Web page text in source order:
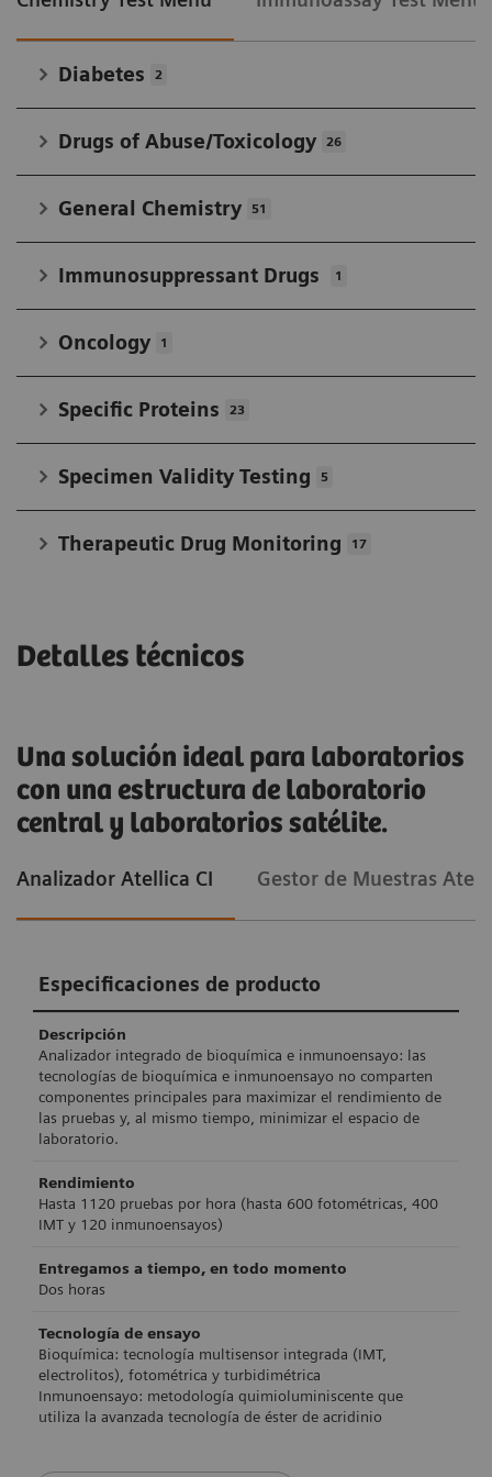
laboratorios, cumpliendo con los
indicadores clave de rendimiento del
laboratorio con más de 200 ensayos de alta
calidad para satisfacer sus necesidades
diagnósticas.
Diabetes 2
Drugs of Abuse/Toxicology 26
General Chemistry 51
Immunosuppressant Drugs 1
Oncology 1
Specific Proteins 23
Specimen Validity Testing 5
Therapeutic Drug Monitoring 17
Detalles técnicos
Una solución ideal para laboratorios
con una estructura de laboratorio
central y laboratorios satélite.
Analizador Atellica CI Gestor de Muestras
Especificaciones de producto
Descripción
Analizador integrado de bioquímica e inmunoensayo: las
tecnologías de bioquímica e inmunoensayo no comparten
componentes principales para maximizar el rendimiento de
las pruebas y, al mismo tiempo, minimizar el espacio de
laboratorio.
Rendimiento
Hasta 1120 pruebas por hora (hasta 600 fotométricas, 400
IMT y 120 inmunoensayos)
Entregamos a tiempo, en todo momento
Dos horas
Tecnología de ensayo
Bioquímica: tecnología multisensor integrada (IMT,
electrolitos), fotométrica y turbidimétrica
Inmunoensayo: metodología quimioluminiscente que
utiliza la avanzada tecnología de éster de acridinio